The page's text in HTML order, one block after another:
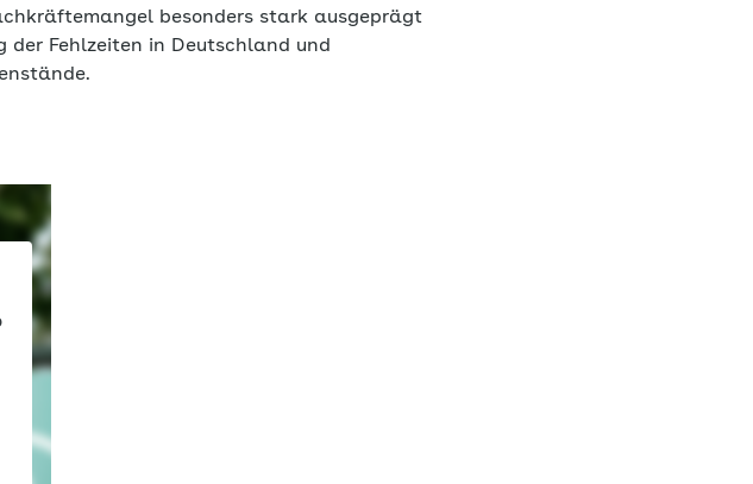
besonders stark ausgeprägt
der Fehlzeiten in Deutschland und